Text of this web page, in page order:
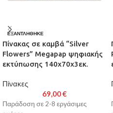
ΕΞΑΝΤΛΉΘΗΚΕ
Πίνακας σε καμβά “Silver
Flowers” Megapap ψηφιακής
εκτύπωσης 140x70x3εκ.
Πίνακες
69,00€
Παράδοση σε 2-8 εργάσιμες